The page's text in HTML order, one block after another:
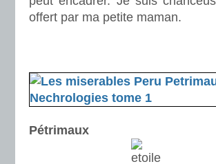
offert par ma petite maman.
Pétrimaux